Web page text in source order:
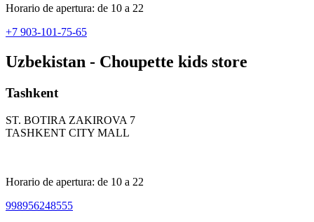
Horario de apertura: de 10 a 22
+7 903-101-75-65
Uzbekistan - Choupette kids store
Tashkent
ST. BOTIRA ZAKIROVA 7
TASHKENT CITY MALL
Horario de apertura: de 10 a 22
998956248555